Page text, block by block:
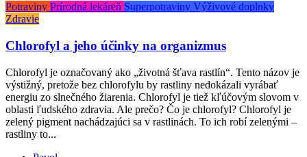
Potraviny Prírodná lekáreň Superpotraviny Výživové doplnky
Zdravie
Chlorofyl a jeho účinky na organizmus
Chlorofyl je označovaný ako „životná šťava rastlín“. Tento názov je
výstižný, pretože bez chlorofylu by rastliny nedokázali vyrábať
energiu zo slnečného žiarenia. Chlorofyl je tiež kľúčovým slovom v
oblasti ľudského zdravia. Ale prečo? Čo je chlorofyl? Chlorofyl je
zelený pigment nachádzajúci sa v rastlinách. To ich robí zelenými –
rastliny to...